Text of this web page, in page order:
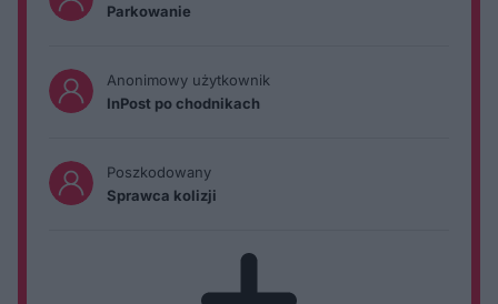
Parkowanie
Anonimowy użytkownik
InPost po chodnikach
Poszkodowany
Sprawca kolizji